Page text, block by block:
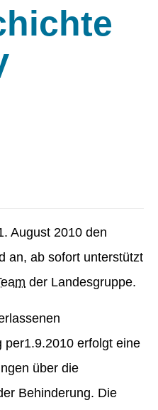
August 2010 den
an, ab sofort unterstützt
der Landesgruppe.
per1.9.2010 erfolgt eine
über die
Behinderung. Die